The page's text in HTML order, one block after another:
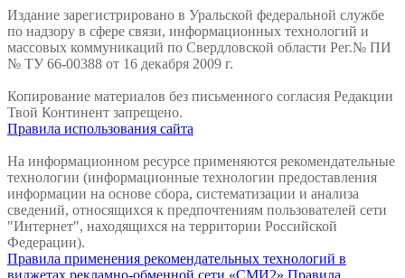
Издание зарегистрировано в Уральской федеральной службе
по надзору в сфере связи, информационных технологий и
массовых коммуникаций по Свердловской области Рег.№ ПИ
№ ТУ 66-00388 от 16 декабря 2009 г.
Копирование материалов без письменного согласия Редакции
Твой Континент запрещено.
Правила использования сайта
На информационном ресурсе применяются рекомендательные
технологии (информационные технологии предоставления
информации на основе сбора, систематизации и анализа
сведений, относящихся к предпочтениям пользователей сети
"Интернет", находящихся на территории Российской
Федерации).
Правила применения рекомендательных технологий в
виджетах рекламно-обменной сети «СМИ2» Правила